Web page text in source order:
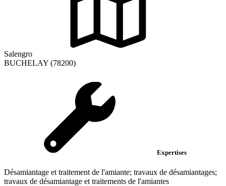
Salengro
BUCHELAY (78200)
Expertises
Désamiantage et traitement de l'amiante; travaux de désamiantages;
travaux de désamiantage et traitements de l'amiantes